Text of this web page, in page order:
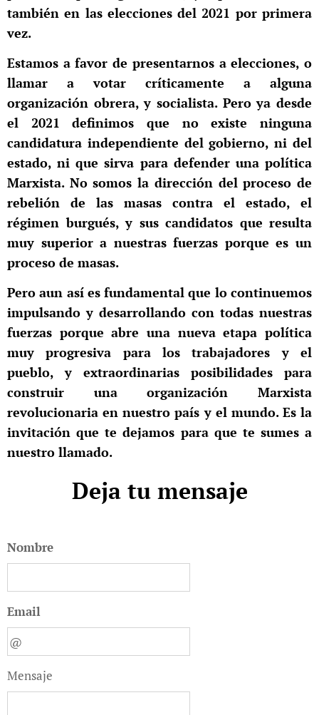
también en las elecciones del 2021 por primera
vez.
Estamos a favor de presentarnos a elecciones, o
llamar a votar críticamente a alguna
organización obrera, y socialista. Pero ya desde
el 2021 definimos que no existe ninguna
candidatura independiente del gobierno, ni del
estado, ni que sirva para defender una política
Marxista. No somos la dirección del proceso de
rebelión de las masas contra el estado, el
régimen burgués, y sus candidatos que resulta
muy superior a nuestras fuerzas porque es un
proceso de masas.
Pero aun así es fundamental que lo continuemos
impulsando y desarrollando con todas nuestras
fuerzas porque abre una nueva etapa política
muy progresiva para los trabajadores y el
pueblo, y extraordinarias posibilidades para
construir una organización Marxista
revolucionaria en nuestro país y el mundo. Es la
invitación que te dejamos para que te sumes a
nuestro llamado.
Deja tu mensaje
Nombre
Email
Mensaje